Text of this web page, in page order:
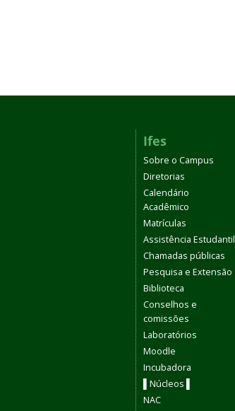
Ifes
Sobre o Campus
Diretorias
Calendário
Acadêmico
Matrículas
Assistência Estudantil
Chamadas públicas
Pesquisa e Extensão
Biblioteca
Conselhos e
comissões
Laboratórios
Moodle
Incubadora
▌Núcleos ▌
NAC